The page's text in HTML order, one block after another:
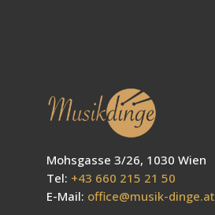
Mohsgasse 3/26, 1030 Wien
Tel: +43 660 215 21 50
E-Mail: office@musik-dinge.at